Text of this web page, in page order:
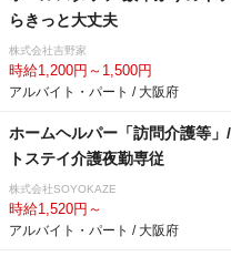
らきっと大丈夫
株式会社吉野家
時給1,200円～1,500円
アルバイト・パート / 大阪府
ホームヘルパー「訪問介護等
トステイ介護夜勤専従
株式会社SOYOKAZE
時給1,520円～
アルバイト・パート / 大阪府